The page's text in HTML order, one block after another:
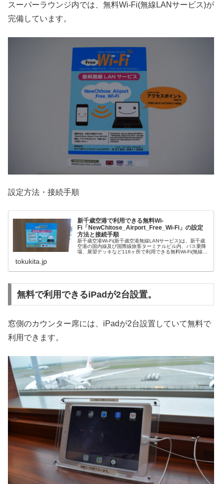
スーパーラウンジ内では、無料Wi-Fi(無線LANサービス)が
完備しています。
設定方法・接続手順
新千歳空港で利用できる無料Wi-
Fi「NewChitose_Airport_Free_Wi-Fi」の設定
方法と接続手順
新千歳空港Wi-Fi(新千歳空港無線LANサービス)は、新千歳
空港の国内線及び国際線旅客ターミナルビル内、バス乗降
場、展望デッキなど116ヶ所で利用できる無料Wi-Fi(無線
tokukita.jp
無料で利用できるiPadが2台設置。
窓側のカウンター席には、iPadが2台設置していて無料で
利用できます。